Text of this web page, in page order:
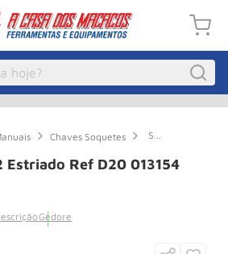
Chaves Soquetes
Soquete
Estriado
Ref
Ref D20 013154
Gedore